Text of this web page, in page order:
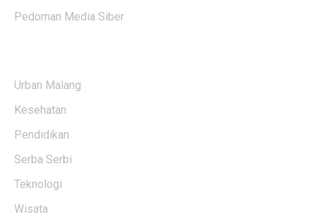
Pedoman Media Siber
Urban Malang
Kesehatan
Pendidikan
Serba Serbi
Teknologi
Wisata